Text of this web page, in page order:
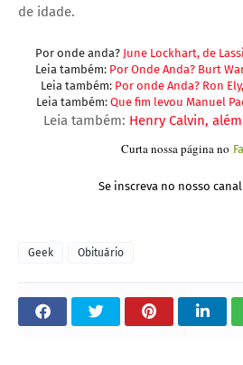
de idade.
Por onde anda? June Lockhart, de
Leia também: Por Onde Anda? Burt
Leia também: Por onde Anda? Ron
Leia também: Que fim levou Manuel
Leia também: Henry Calvin,
Curta nossa página no
Se inscreva no nosso
Geek Obituário